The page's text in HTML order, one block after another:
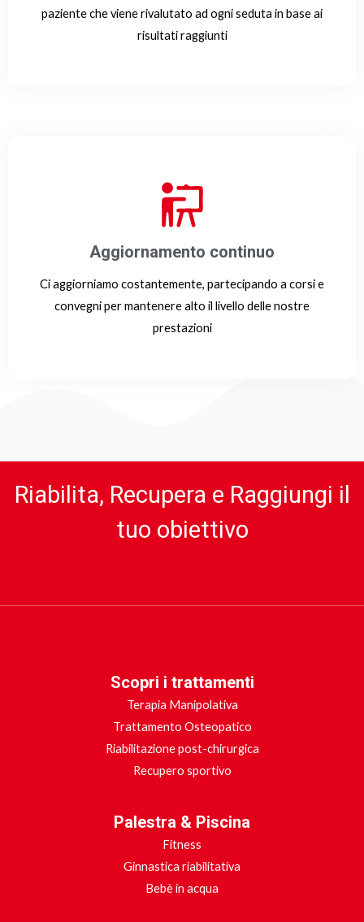
paziente che viene rivalutato ad ogni seduta in base ai
risultati raggiunti
Aggiornamento continuo
Ci aggiorniamo costantemente, partecipando a corsi e
convegni per mantenere alto il livello delle nostre
prestazioni
Riabilita, Recupera e Raggiungi il
tuo obiettivo
Scopri i trattamenti
Terapia Manipolativa
Trattamento Osteopatico
Riabilitazione post-chirurgica
Recupero sportivo
Palestra & Piscina
Fitness
Ginnastica riabilitativa
Bebè in acqua